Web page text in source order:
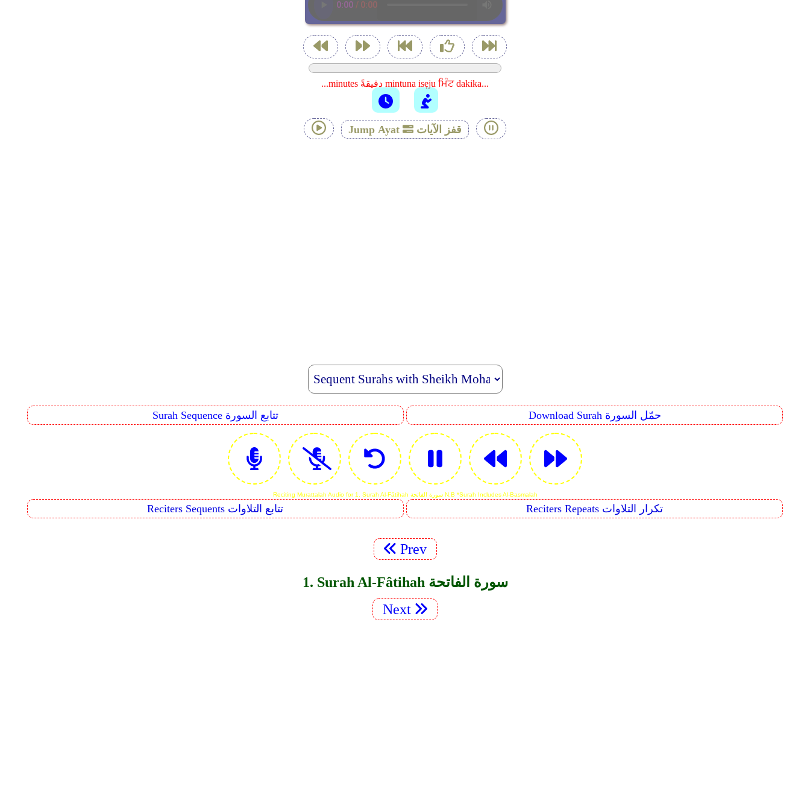
...minutes دقيقةً mintuna isẹju ਮਿੰਟ dakika...
Jump Ayat قفز الآيات
Surah Sequence تتابع السورة Download Surah حمّل السورة
Reciting Murattalah Audio for 1. Surah Al-Fâtihah سورة الفاتحة N.B *Surah Includes Al-Basmalah
Reciters Sequents تتابع التلاوات Reciters Repeats تكرار التلاوات
Prev
1. Surah Al-Fâtihah سورة الفاتحة
Next